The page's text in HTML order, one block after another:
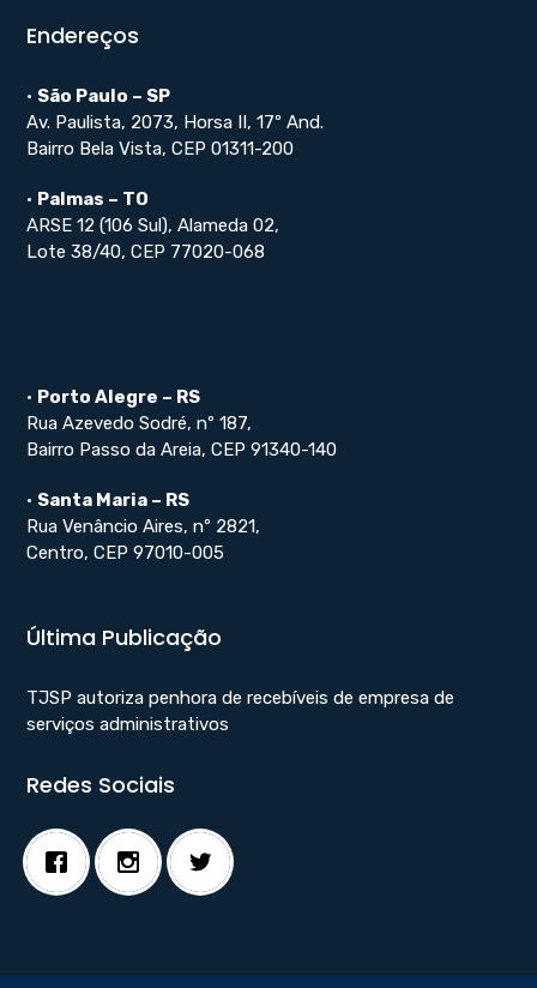
Endereços
• São Paulo – SP
Av. Paulista, 2073, Horsa II, 17º And.
Bairro Bela Vista, CEP 01311-200
• Palmas – TO
ARSE 12 (106 Sul), Alameda 02,
Lote 38/40, CEP 77020-068
• Porto Alegre – RS
Rua Azevedo Sodré, nº 187,
Bairro Passo da Areia, CEP 91340-140
• Santa Maria – RS
Rua Venâncio Aires, nº 2821,
Centro, CEP 97010-005
Última Publicação
TJSP autoriza penhora de recebíveis de empresa de
serviços administrativos
Redes Sociais